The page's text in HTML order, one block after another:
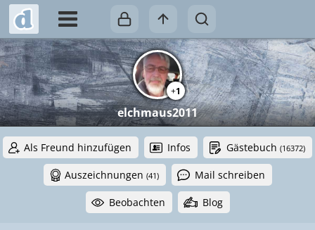
+1
elchmaus2011
Als Freund hinzufügen Infos Gästebuch (16372)
Auszeichnungen (41) Mail schreiben
Beobachten Blog